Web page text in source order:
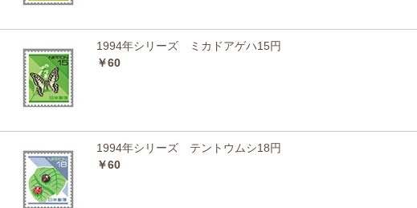
1994年シリーズ ミカドアゲハ15円
￥60
1994年シリーズ テントウムシ18円
￥60